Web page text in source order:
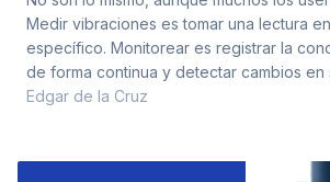
Medir vibraciones es tomar una lectura
específico. Monitorear es registrar la
de forma continua y detectar cambios en
comportamiento a lo largo del tiempo. La diferencia no es
Edgar de la Cruz